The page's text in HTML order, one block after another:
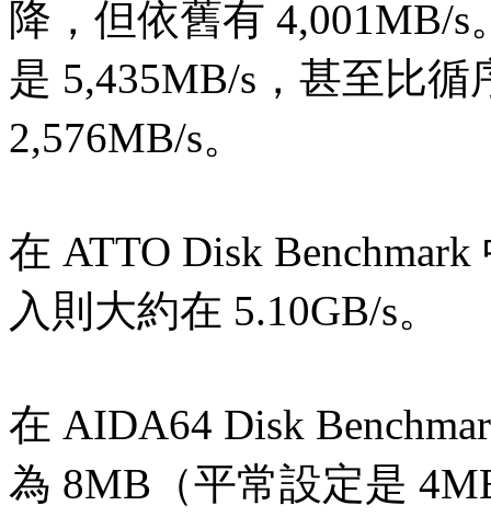
降，但依舊有 4,001MB/
是 5,435MB/s，甚至比
2,576MB/s。
在 ATTO Disk
入則大約在 5.10GB/s。
在 AIDA64 Disk
為 8MB（平常設定是